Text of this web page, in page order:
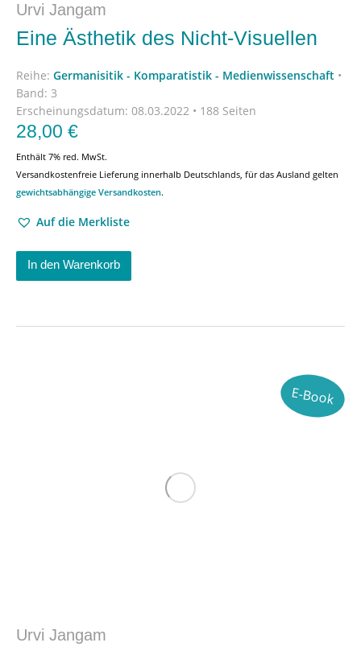
Urvi Jangam
Eine Ästhetik des Nicht-Visuellen
Reihe: Germanisitik - Komparatistik - Medienwissenschaft •
Band: 3
Erscheinungsdatum: 08.03.2022 • 188 Seiten
28,00 €
Enthält 7% red. MwSt.
Versandkostenfreie Lieferung innerhalb Deutschlands, für das Ausland gelten
gewichtsabhängige Versandkosten.
Auf die Merkliste
In den Warenkorb
E-Book
Urvi Jangam